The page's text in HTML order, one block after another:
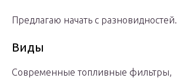
Предлагаю начать с разновидностей.
Виды
Современные топливные фильтры,